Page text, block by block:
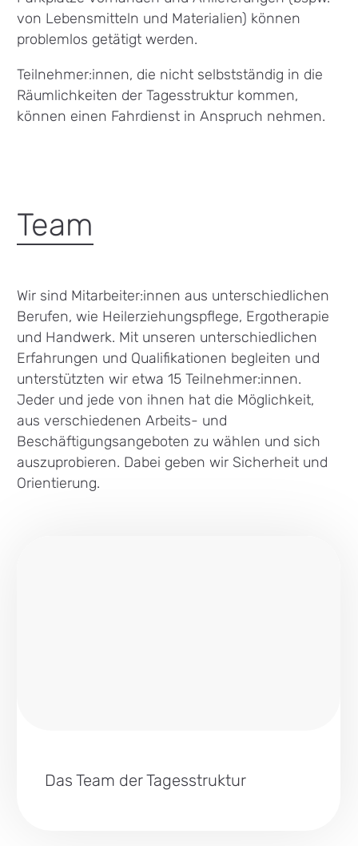
von Lebensmitteln und Materialien) können
problemlos getätigt werden.
Teilnehmer:innen, die nicht selbstständig in die
Räumlichkeiten der Tagesstruktur kommen,
können einen Fahrdienst in Anspruch nehmen.
Team
Wir sind Mitarbeiter:innen aus unterschiedlichen
Berufen, wie Heilerziehungspflege, Ergotherapie
und Handwerk. Mit unseren unterschiedlichen
Erfahrungen und Qualifikationen begleiten und
unterstützten wir etwa 15 Teilnehmer:innen.
Jeder und jede von ihnen hat die Möglichkeit,
aus verschiedenen Arbeits- und
Beschäftigungsangeboten zu wählen und sich
auszuprobieren. Dabei geben wir Sicherheit und
Orientierung.
Das Team der Tagesstruktur